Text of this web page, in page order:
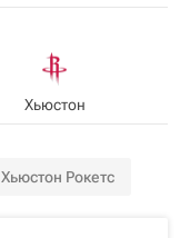
Хьюстон
Хьюстон Рокетс